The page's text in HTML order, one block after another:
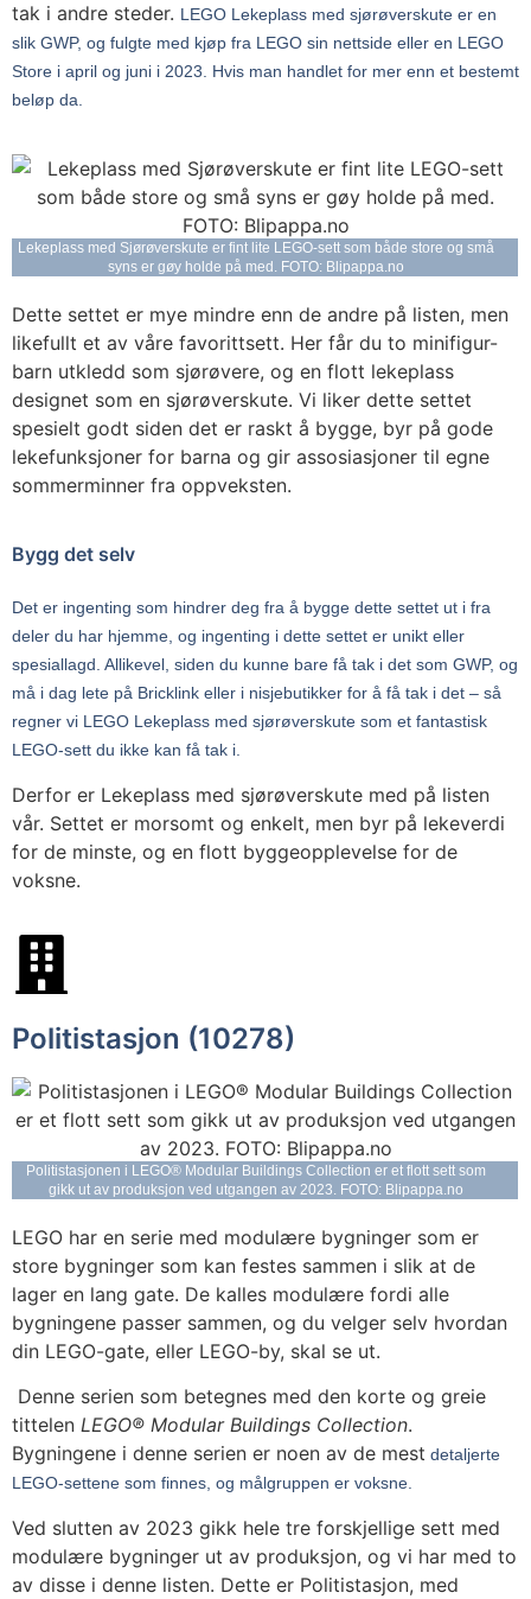
tak i andre steder. LEGO Lekeplass med sjørøverskute er en
slik GWP, og fulgte med kjøp fra LEGO sin nettside eller en LEGO
Store i april og juni i 2023. Hvis man handlet for mer enn et bestemt
beløp da.
Dette settet er mye mindre enn de andre på listen, men
likefullt et av våre favorittsett. Her får du to minifigur-
barn utkledd som sjørøvere, og en flott lekeplass
designet som en sjørøverskute. Vi liker dette settet
spesielt godt siden det er raskt å bygge, byr på gode
lekefunksjoner for barna og gir assosiasjoner til egne
sommerminner fra oppveksten.
Bygg det selv
Det er ingenting som hindrer deg fra å bygge dette settet ut i fra
deler du har hjemme, og ingenting i dette settet er unikt eller
spesiallagd. Allikevel, siden du kunne bare få tak i det som GWP, og
må i dag lete på Bricklink eller i nisjebutikker for å få tak i det – så
regner vi LEGO Lekeplass med sjørøverskute som et fantastisk
LEGO-sett du ikke kan få tak i.
Derfor er Lekeplass med sjørøverskute med på listen
vår. Settet er morsomt og enkelt, men byr på lekeverdi
for de minste, og en flott byggeopplevelse for de
voksne.
Lekeplass med Sjørøverskute er fint lite LEGO-sett som både store og små
syns er gøy holde på med. FOTO: Blipappa.no
Politistasjon (10278)
Politistasjonen i LEGO® Modular Buildings Collection er et flott sett som
gikk ut av produksjon ved utgangen av 2023. FOTO: Blipappa.no
LEGO har en serie med modulære bygninger som er
store bygninger som kan festes sammen i slik at de
lager en lang gate. De kalles modulære fordi alle
bygningene passer sammen, og du velger selv hvordan
din LEGO-gate, eller LEGO-by, skal se ut.
Denne serien som betegnes med den korte og greie
tittelen LEGO® Modular Buildings Collection.
Bygningene i denne serien er noen av de mest detaljerte
LEGO-settene som finnes, og målgruppen er voksne.
Ved slutten av 2023 gikk hele tre forskjellige sett med
modulære bygninger ut av produksjon, og vi har med to
av disse i denne listen. Dette er Politistasjon, med